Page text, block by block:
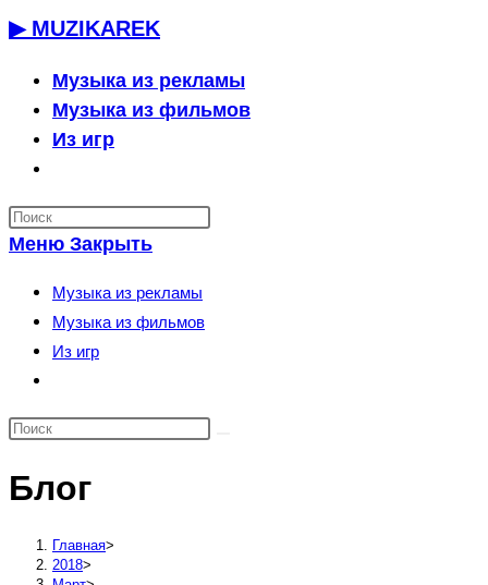
Перейти
содержимому
▶ MUZIKAREK
Музыка из рекламы
Музыка из фильмов
Из игр
по
веб-
сайту
Меню Закрыть
Музыка из рекламы
Музыка из фильмов
Из игр
по
сайту
Блог
Главная>
2018>